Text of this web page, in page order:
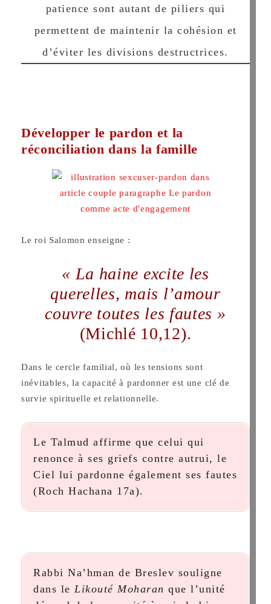
patience sont autant de piliers qui
permettent de maintenir la cohésion et
d’éviter les divisions destructrices.
Développer le pardon et la
réconciliation dans la famille
Le roi Salomon enseigne :
« La haine excite les
querelles, mais l’amour
couvre toutes les fautes »
(Michlé 10,12).
Dans le cercle familial, où les tensions sont
inévitables, la capacité à pardonner est une clé de
survie spirituelle et relationnelle.
Le Talmud affirme que celui qui
renonce à ses griefs contre autrui, le
Ciel lui pardonne également ses fautes
(Roch Hachana 17a).
Rabbi Na’hman de Breslev souligne
dans le Likouté Moharan que l’unité